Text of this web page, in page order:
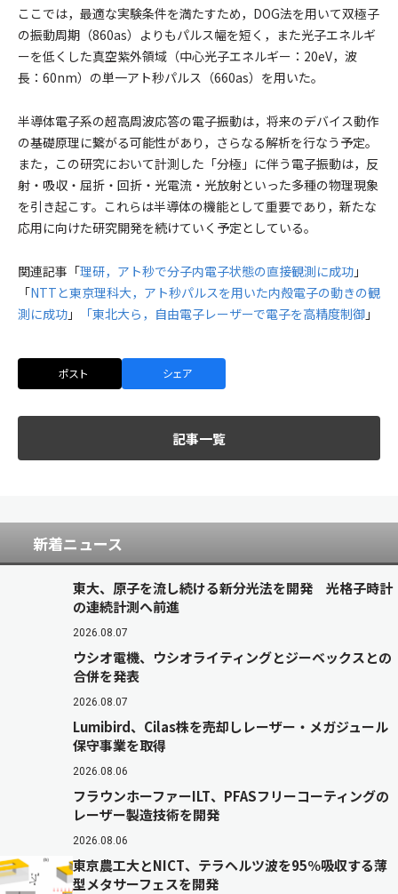
ここでは，最適な実験条件を満たすため，DOG法を用いて双極子
の振動周期（860as）よりもパルス幅を短く，また光子エネルギ
ーを低くした真空紫外領域（中心光子エネルギー：20eV，波
長：60nm）の単一アト秒パルス（660as）を用いた。
半導体電子系の超高周波応答の電子振動は，将来のデバイス動作
の基礎原理に繋がる可能性があり，さらなる解析を行なう予定。
また，この研究において計測した「分極」に伴う電子振動は，反
射・吸収・屈折・回折・光電流・光放射といった多種の物理現象
を引き起こす。これらは半導体の機能として重要であり，新たな
応用に向けた研究開発を続けていく予定としている。
関連記事「理研，アト秒で分子内電子状態の直接観測に成功 」
「NTTと東京理科大，アト秒パルスを用いた内殻電子の動きの観
測に成功 」 「東北大ら，自由電子レーザーで電子を高精度制御 」
ポスト シェア
記事一覧
新着ニュース
東大、原子を流し続ける新分光法を開発 光格子時計
の連続計測へ前進
2026.08.07
ウシオ電機、ウシオライティングとジーベックスとの
合併を発表
2026.08.07
Lumibird、Cilas株を売却しレーザー・メガジュール
保守事業を取得
2026.08.06
フラウンホーファーILT、PFASフリーコーティングの
レーザー製造技術を開発
2026.08.06
東京農工大とNICT、テラヘルツ波を95％吸収する薄
型メタサーフェスを開発